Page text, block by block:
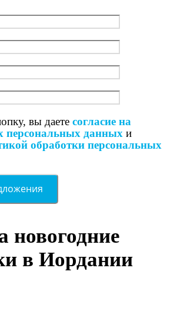
вы даете согласие на
персональных данных и
обработки персональных
новогодние
в Иордании